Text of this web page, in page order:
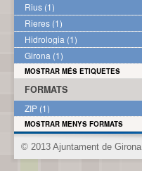
Rius (1)
Rieres (1)
Hidrologia (1)
Girona (1)
MOSTRAR MÉS ETIQUETES
FORMATS
ZIP (1)
MOSTRAR MENYS FORMATS
© 2013 Ajuntament de Girona